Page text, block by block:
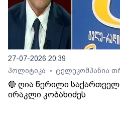
27-07-2026 20:39
პოლიტიკა
• ტელეკომპანია
🔴 ღია წერილი
ირაკლი კობახიძეს